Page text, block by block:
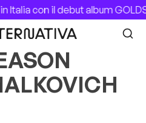
Italia con il debut album